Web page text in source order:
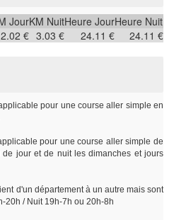
JourKM NuitHeure JourHeure Nuit
2.02 € 3.03 € 24.11 € 24.11 €
pour une course aller simple en
pour une course aller simple de
jour et de nuit les dimanches et jours
d'un département à un autre mais sont
20h / Nuit 19h-7h ou 20h-8h